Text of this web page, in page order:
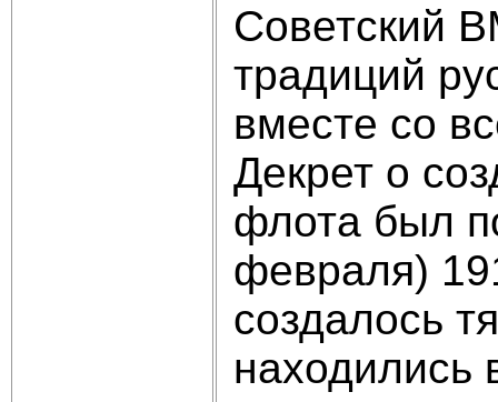
Советский
традиций
вместе со
Декрет о
флота был
февраля)
создалось
находились